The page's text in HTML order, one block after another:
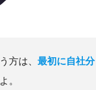
方は、 最初に自社分
よ。